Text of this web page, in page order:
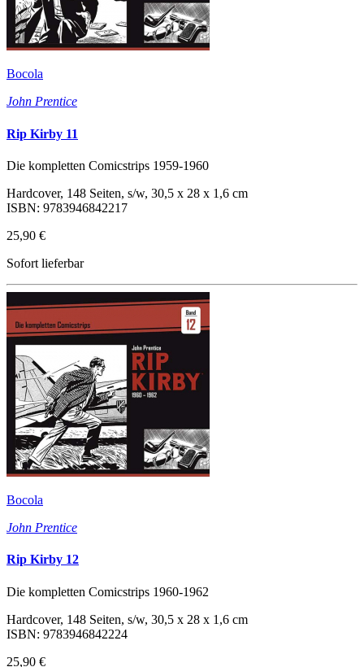
Bocola
John Prentice
Rip Kirby 11
Die kompletten Comicstrips 1959-1960
Hardcover, 148 Seiten, s/w, 30,5 x 28 x 1,6 cm
ISBN: 9783946842217
25,90 €
Sofort lieferbar
Bocola
John Prentice
Rip Kirby 12
Die kompletten Comicstrips 1960-1962
Hardcover, 148 Seiten, s/w, 30,5 x 28 x 1,6 cm
ISBN: 9783946842224
25,90 €